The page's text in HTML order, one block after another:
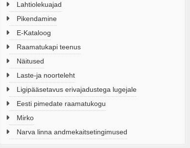
Lahtiolekuajad
Pikendamine
E-Kataloog
Raamatukapi teenus
Näitused
Laste-ja noorteleht
Ligipääsetavus erivajadustega lugejale
Eesti pimedate raamatukogu
Mirko
Narva linna andmekaitsetingimused